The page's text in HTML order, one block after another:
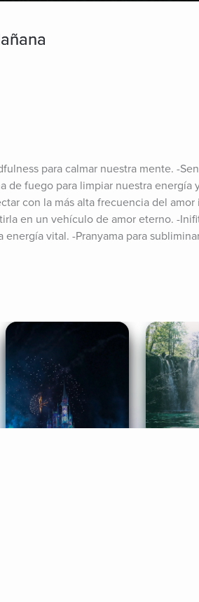
para calmar nuestra mente. -
de fuego para limpiar nuestra energía
con la más alta frecuencia del
en un vehículo de amor eterno. -
vital. -Pranyama para